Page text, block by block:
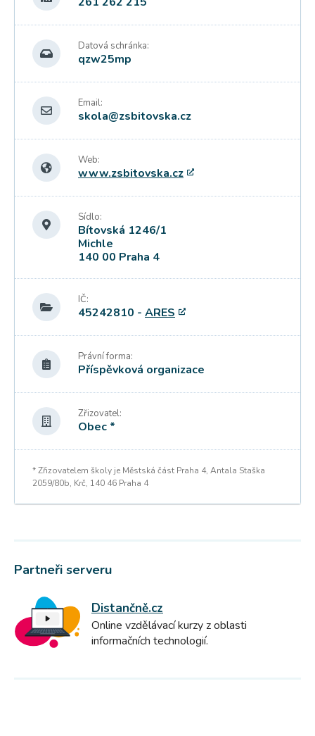
Datová schránka:
qzw25mp
Email:
skola@zsbitovska.cz
Web:
www.zsbitovska.cz
Sídlo:
Bítovská 1246/1
Michle
140 00 Praha 4
IČ:
45242810 - ARES
Právní forma:
Příspěvková organizace
Zřizovatel:
Obec *
* Zřizovatelem školy je Městská část Praha 4, Antala Staška
2059/80b, Krč, 140 46 Praha 4
Partneři serveru
Distančně.cz
Online vzdělávací kurzy z oblasti
informačních technologií.